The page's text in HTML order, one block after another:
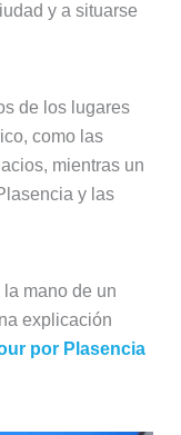
y a situarse
de los lugares
como las
mientras un
y las
mano de un
explicación
por Plasencia